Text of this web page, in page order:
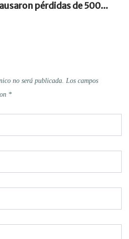
pérdidas de 500...
no será publicada. Los campos
*